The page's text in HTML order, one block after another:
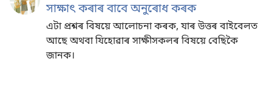
সাক্ষাৎ কৰাৰ বাবে অনুৰোধ কৰক
এটা প্ৰশ্নৰ বিষয়ে আলোচনা কৰক, যাৰ উত্তৰ বাইবেলত
আছে অথবা যিহোৱাৰ সাক্ষীসকলৰ বিষয়ে বেছিকৈ
জানক।